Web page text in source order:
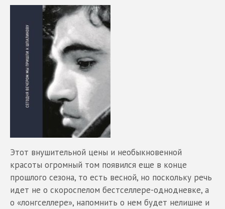
Этот внушительной цены и необыкновенной
красоты огромный том появился еще в конце
прошлого сезона, то есть весной, но поскольку речь
идет не о скороспелом бестселлере-однодневке, а
о «лонгселлере», напомнить о нем будет нелишне и